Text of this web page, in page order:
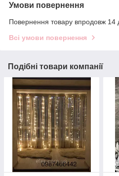
Умови повернення
Повернення товару впродовж 14
Всі умови повернення
Подібні товари компанії